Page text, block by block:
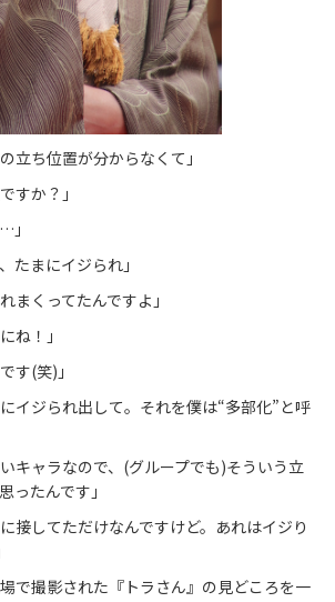
立ち位置が分からなくて」
すか？」
」
たまにイジられ」
まくってたんですよ」
ね！」
す(笑)」
イジられ出して。それを僕は“多部化”と呼
キャラなので、(グループでも)そういう立
ったんです」
接してただけなんですけど。あれはイジり
で撮影された『トラさん』の見どころを一